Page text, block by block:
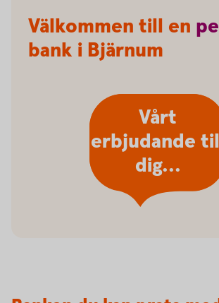
Välkommen till en
bank i Bjärnum
Vårt
erbjudande
dig...